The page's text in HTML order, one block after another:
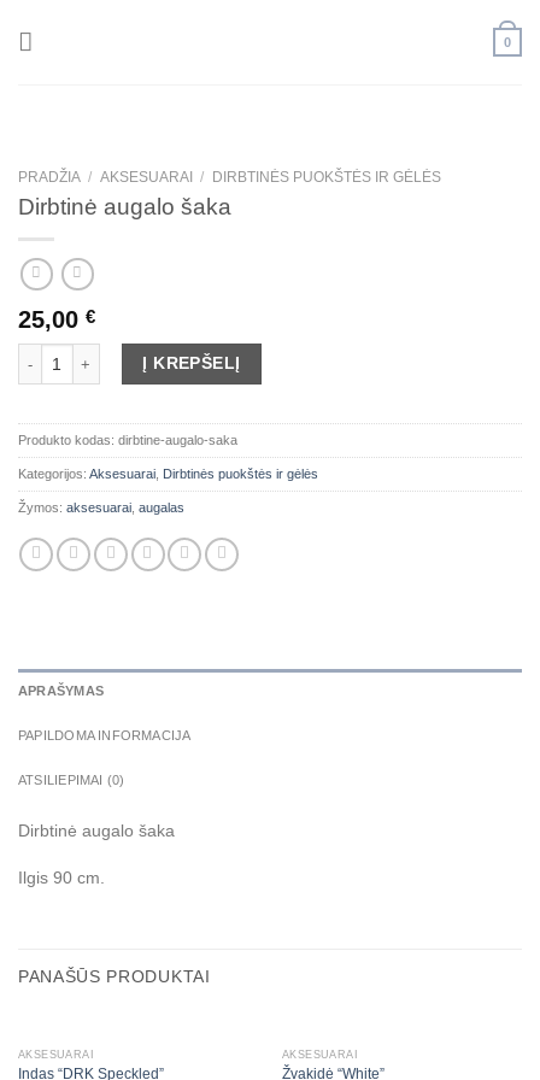
0
PRADŽIA / AKSESUARAI / DIRBTINĖS PUOKŠTĖS IR GĖLĖS
Dirbtinė augalo šaka
25,00 €
produkto kiekis: Dirbtinė augalo šaka
Į KREPŠELĮ
Produkto kodas: dirbtine-augalo-saka
Kategorijos: Aksesuarai Dirbtinės puokštės ir gėlės
Žymos: aksesuarai augalas
APRAŠYMAS
PAPILDOMA INFORMACIJA
ATSILIEPIMAI (0)
Dirbtinė augalo šaka
Ilgis 90 cm.
PANAŠŪS PRODUKTAI
AKSESUARAI
Indas “DRK Speckled”
AKSESUARAI
Žvakidė “White”